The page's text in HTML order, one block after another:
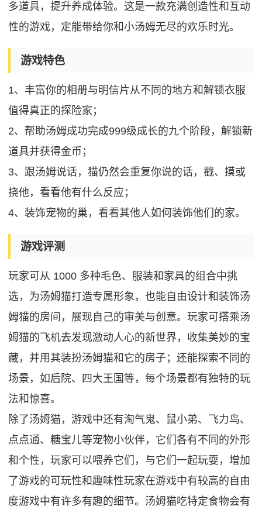
多道具，提升养成体验。这是一款充满创造性和互动
性的游戏，定能带给你和小汤姆无尽的欢乐时光。
游戏特色
1、丰富你的相册与明信片从不同的地方和解锁衣服
值得真正的探险家；
2、帮助汤姆成功完成999级成长的九个阶段，解锁新
道具并获得金币；
3、跟汤姆说话，猫仍然会重复你说的话，戳、摸或
挠他，看看他有什么反应；
4、装饰宠物的巢，看看其他人如何装饰他们的家。
游戏评测
玩家可从 1000 多种毛色、服装和家具的组合中挑
选，为汤姆猫打造专属形象，也能自由设计和装饰汤
姆猫的房间，展现自己的审美与创意。玩家可搭乘汤
姆猫的飞机去发现激动人心的新世界，收集美妙的宝
藏，并用其装扮汤姆猫和它的房子；还能探索不同的
场景，如后院、四大王国等，每个场景都有独特的玩
法和惊喜。
除了汤姆猫，游戏中还有淘气鬼、鼠小弟、飞力鸟、
点点通、糖宝儿等宠物小伙伴，它们各有不同的外形
和个性，玩家可以喂养它们，与它们一起玩耍，增加
了游戏的可玩性和趣味性玩家在游戏中有较高的自由
度游戏中有许多有趣的细节。汤姆猫吃特定食物会有